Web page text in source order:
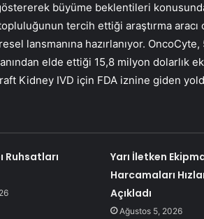
büyüme beklentileri
tercih ettiği araştırma aracı
lansmanına hazırlanıyor.
elde ettiği 15,8 milyon dolarlık ek
Kidney IVD için FDA iznine giden
Ruhsatları
Yarı İletken
Harcamaları
Açıkladı
Ağustos 5, 2026